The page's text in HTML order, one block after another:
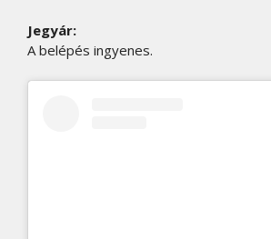
Jegyár:
A belépés ingyenes.